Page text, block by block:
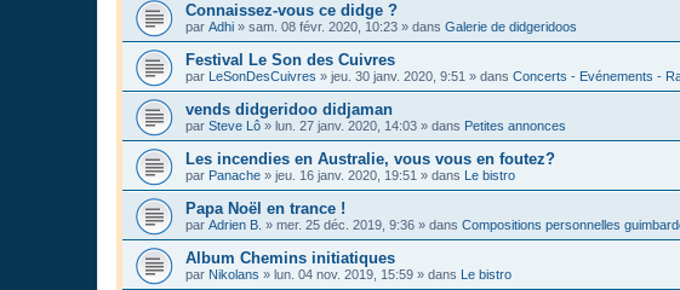
Connaissez-vous ce didge ?
par Adhi » sam. 08 févr. 2020, 10:23 » dans Galerie de didgeridoos
Festival Le Son des Cuivres
par LeSonDesCuivres » jeu. 30 janv. 2020, 9:51 » dans Concerts - Evénements -
vends didgeridoo didjaman
par Steve Lô » lun. 27 janv. 2020, 14:03 » dans Petites annonces
Les incendies en Australie, vous vous en foutez?
par Panache » jeu. 16 janv. 2020, 19:51 » dans Le bistro
Papa Noël en trance !
par Adrien B. » mer. 25 déc. 2019, 9:36 » dans Compositions personnelles
Album Chemins initiatiques
par Nikolans » lun. 04 nov. 2019, 15:59 » dans Le bistro